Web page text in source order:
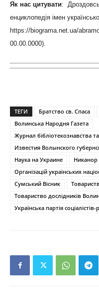
Як нас цитувати:
енциклопедія імен
https://biograma.net.ua/
00.00.0000).
ТЕГИ Братство св. Спаса
Волинська Народня Газета
Журнал бібліотекознавства та
Известия Волынского
Наука на Украине
Організацій українських
Сумський Вісник
Товариство дослідників
Українська партія